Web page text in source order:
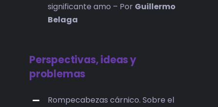
significante amo – Por Guillermo
Belaga
Perspectivas, ideas y
problemas
Rompecabezas cárnico. Sobre el